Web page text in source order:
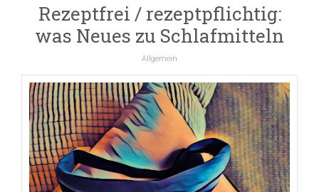
Rezeptfrei / rezeptpflichtig:
was Neues zu Schlafmitteln
Allgemein